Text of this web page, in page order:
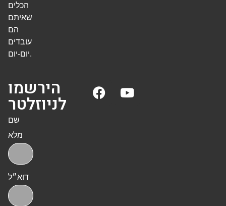
הכלים
שאיתם
הם
עובדים
יום-יום.
הירשמו
לניוזלטר
שם
מלא
דוא״ל